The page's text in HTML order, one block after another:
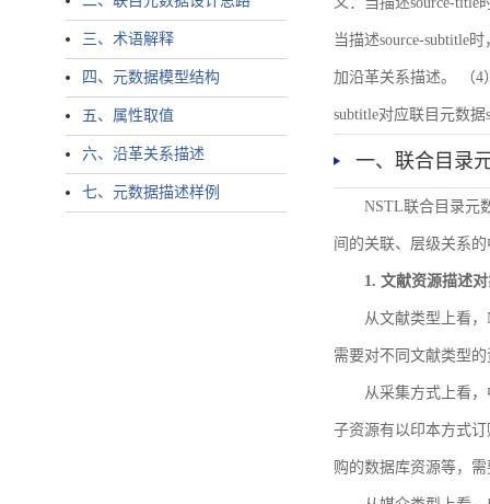
三、术语解释
四、元数据模型结构
五、属性取值
六、沿革关系描述
七、元数据描述样例
当描述source-subtitle
加沿革关系描述。 （4
subtitle对应联目元数据
一、联合目录
NSTL联合目录元
间的关联、层级关系
1. 文献资源描述
从文献类型上看
需要对不同文献类型
从采集方式上看
子资源有以印本方式
购的数据库资源等，